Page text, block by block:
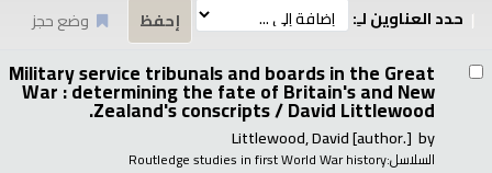
حدد العناوين لـِ:
وضع حجز
Military service tribunals and boards in the Great
War : determining the fate of Britain's and New
Zealand's conscripts /David Littlewood.
by
Littlewood, David[author.]
السلاسل:Routledge studies in first World War history